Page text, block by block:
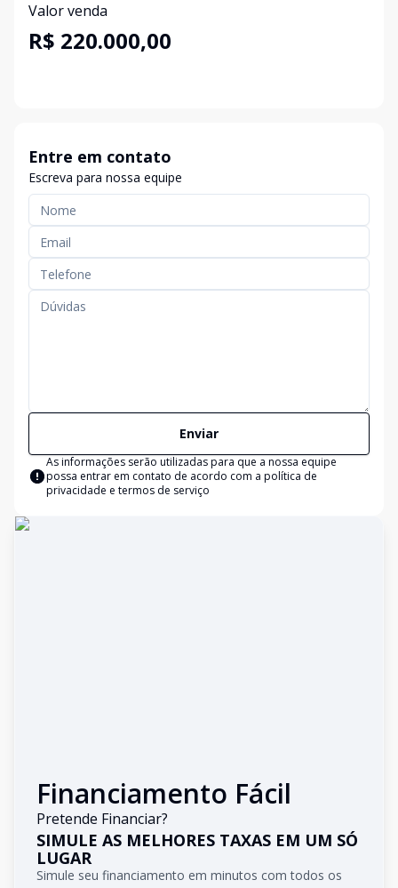
Valor venda
R$ 220.000,00
Entre em contato
Escreva para nossa equipe
Enviar
As informações serão utilizadas para que a nossa equipe
possa entrar em contato de acordo com a política de
privacidade e termos de serviço
Financiamento Fácil
Pretende Financiar?
SIMULE AS MELHORES TAXAS EM UM SÓ
LUGAR
Simule seu financiamento em minutos com todos os